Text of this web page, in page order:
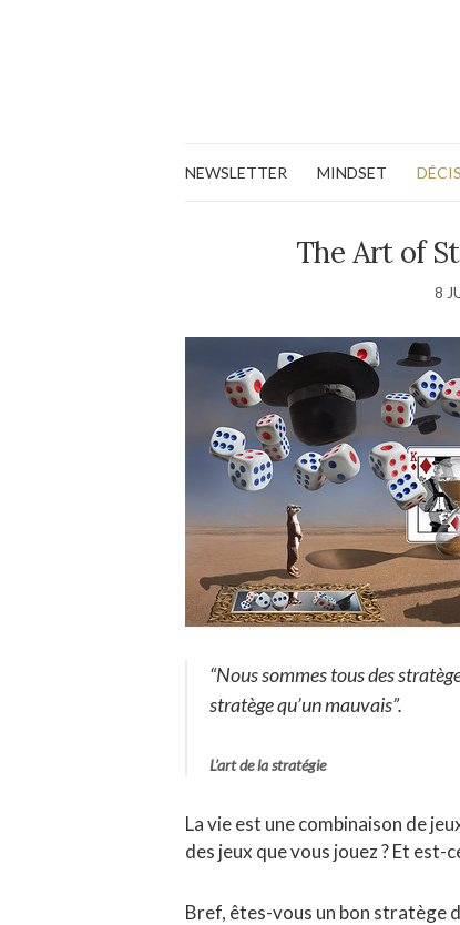
NEWSLETTER MINDSET
The Art of
8
“Nous sommes tous des
stratège qu’un mauvais”.
L’art de la stratégie
La vie est une combinaison de
des jeux que vous jouez ? Et est-
Bref, êtes-vous un bon stratège